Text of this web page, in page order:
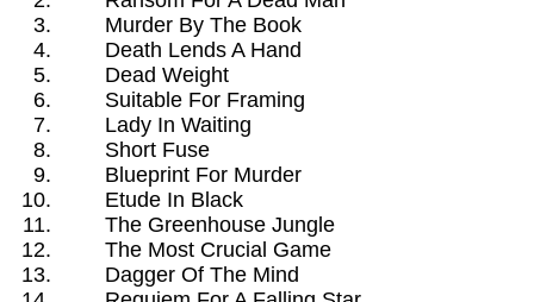
Murder By The Book
Death Lends A Hand
Dead Weight
Suitable For Framing
Lady In Waiting
Short Fuse
Blueprint For Murder
Etude In Black
The Greenhouse Jungle
The Most Crucial Game
Dagger Of The Mind